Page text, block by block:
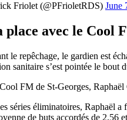
Friolet (@PFrioletRDS) June
place avec le Cool
le repêchage, le gardien est
sanitaire s’est pointée le bout
FM de St-Georges,
séries éliminatoires, Raphaël
de buts accordés de